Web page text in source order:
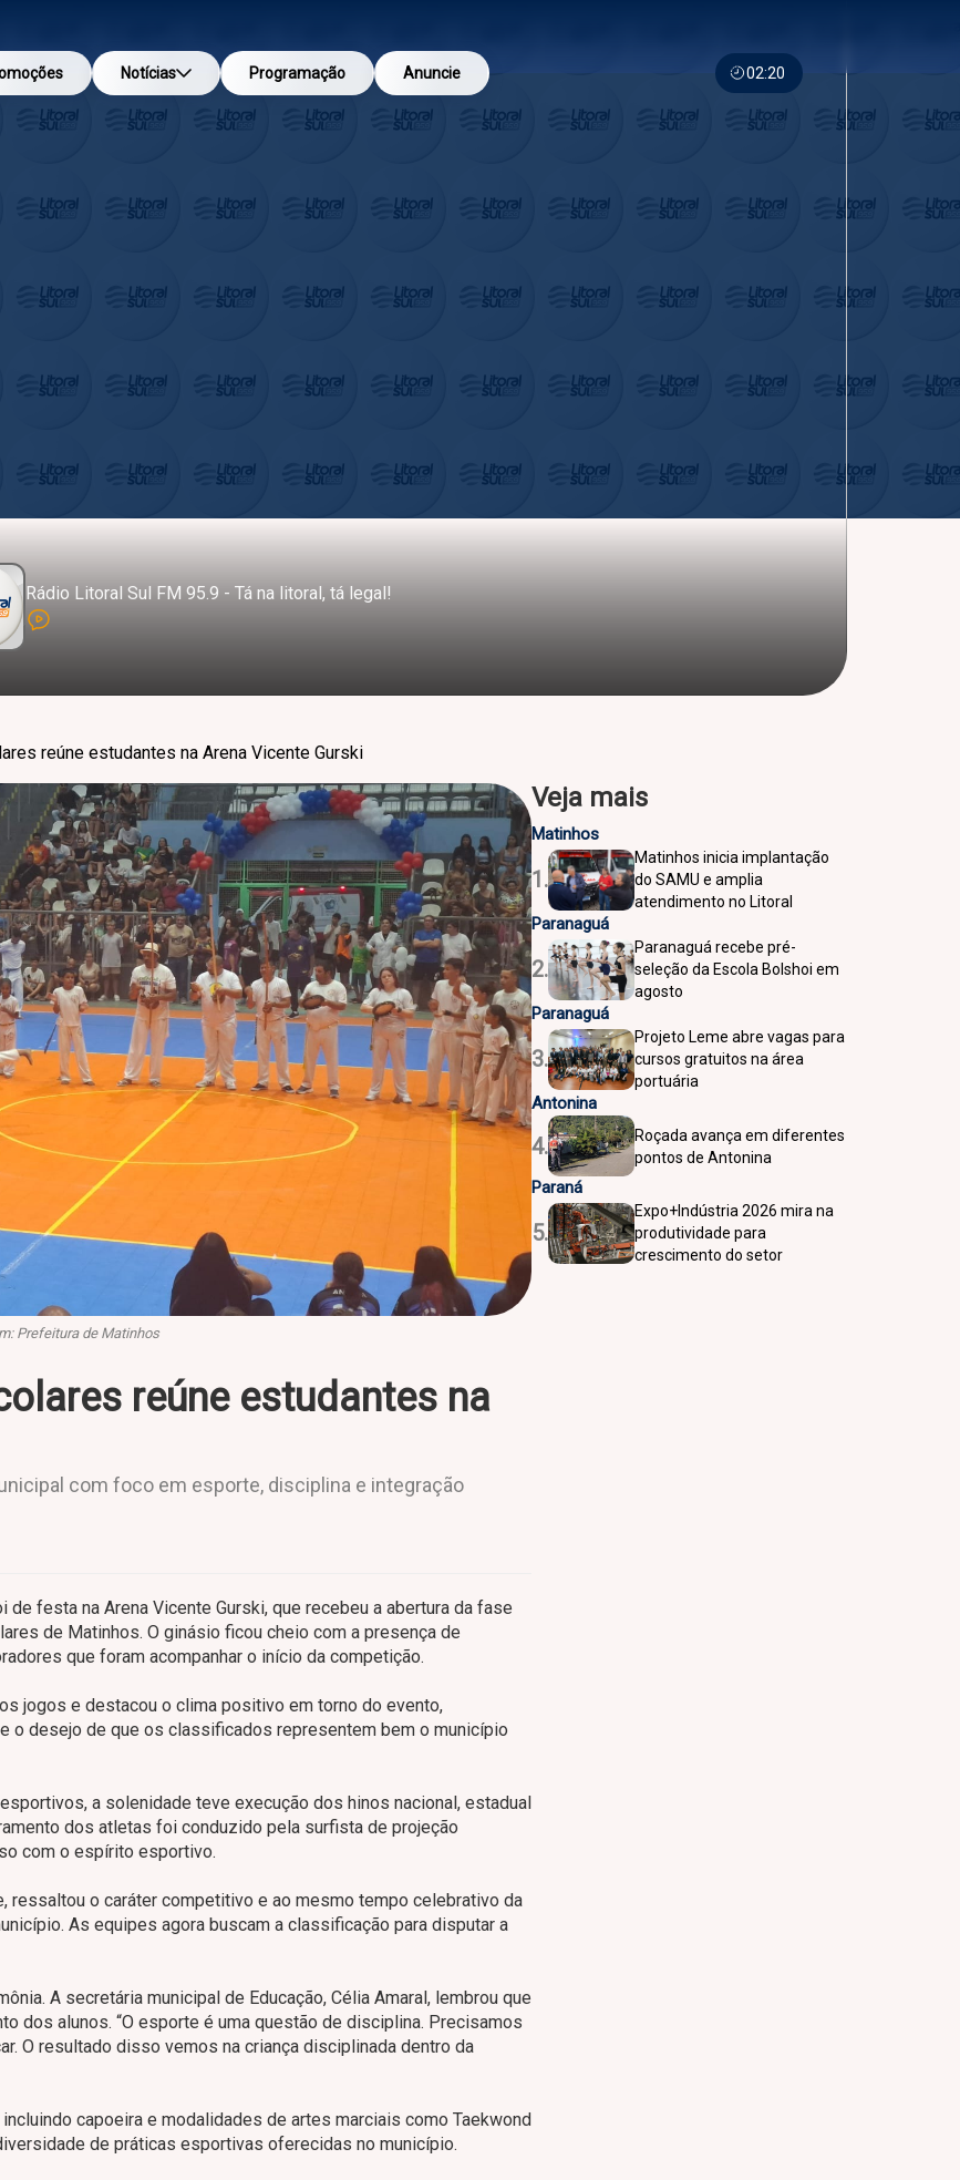
Notícias Programação Anuncie 02:20
Rádio Litoral Sul FM 95.9 - Tá na litoral, tá legal!
reúne estudantes na Arena Vicente Gurski
Prefeitura de Matinhos
reúne estudantes na
com foco em esporte, disciplina e integração
festa na Arena Vicente Gurski, que recebeu a abertura da fase
de Matinhos. O ginásio ficou cheio com a presença de
que foram acompanhar o início da competição.
jogos e destacou o clima positivo em torno do evento,
o desejo de que os classificados representem bem o município
a solenidade teve execução dos hinos nacional, estadual
dos atletas foi conduzido pela surfista de projeção
com o espírito esportivo.
ressaltou o caráter competitivo e ao mesmo tempo celebrativo da
As equipes agora buscam a classificação para disputar a
A secretária municipal de Educação, Célia Amaral, lembrou que
dos alunos. “O esporte é uma questão de disciplina. Precisamos
O resultado disso vemos na criança disciplinada dentro da
capoeira e modalidades de artes marciais como Taekwond
de práticas esportivas oferecidas no município.
Veja mais
Matinhos
1.
Matinhos inicia implantação
do SAMU e amplia
atendimento no Litoral
Paranaguá
2.
Paranaguá recebe pré-
seleção da Escola Bolshoi em
agosto
Paranaguá
3.
Projeto Leme abre vagas para
cursos gratuitos na área
portuária
Antonina
4.
Roçada avança em diferentes
pontos de Antonina
Paraná
5.
Expo+Indústria 2026 mira na
produtividade para
crescimento do setor